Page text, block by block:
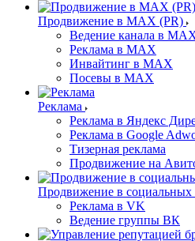
Продвижение в MAX (PR)
Ведение канала в
Реклама в MAX
Инвайтинг в MAX
Посевы в MAX
Реклама
Реклама в Яндекс
Реклама в Google
Тизерная реклама
Продвижение на
Продвижение в социальных
Реклама в VK
Ведение группы ВК